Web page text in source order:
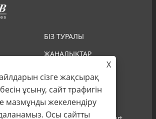
БІЗ ТУРАЛЫ
ЖАҢАЛЫҚТАР
X
сізге жақсырақ
ұсыну, сайт трафигін
мазмұнды жекелендіру
Осы сайтты